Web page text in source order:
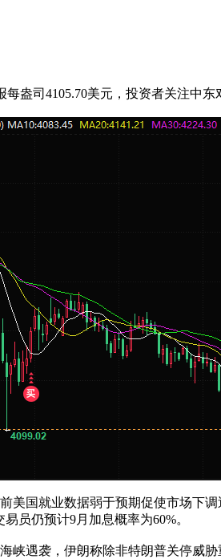
每盎司4105.70美元，投资者关注中
美国就业数据弱于预期促使市场下
员仍预计9月加息概率为60%。
峡遇袭，伊朗称除非特朗普关停威